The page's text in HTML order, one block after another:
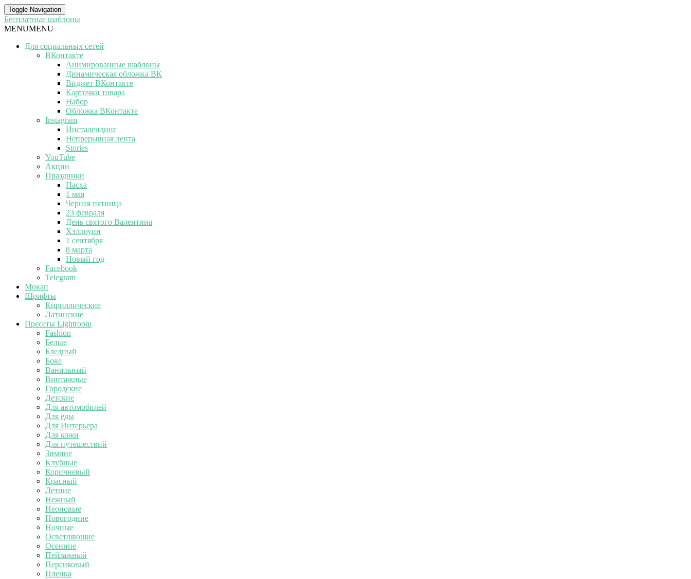
Toggle Navigation
Бесплатные шаблоны
MENUMENU
Для социальных сетей
ВКонтакте
Анимированные шаблоны
Динамическая обложка ВК
Виджет ВКонтакте
Карточки товара
Набор
Обложка ВКонтакте
Instagram
Инсталендинг
Непрерывная лента
Stories
YouTube
Акции
Праздники
Пасха
1 мая
Черная пятница
23 февраля
День святого Валентина
Хэллоуин
1 сентября
8 марта
Новый год
Facebook
Telegram
Мокап
Шрифты
Кириллические
Латинские
Пресеты Lightroom
Fashion
Белые
Бледный
Боке
Ванильный
Винтажные
Городские
Детские
Для автомобилей
Для еды
Для Интерьера
Для кожи
Для путешествий
Зимние
Клубные
Коричневый
Красный
Летние
Нежный
Неоновые
Новогодние
Ночные
Осветляющие
Осенние
Пейзажный
Персиковый
Пленка